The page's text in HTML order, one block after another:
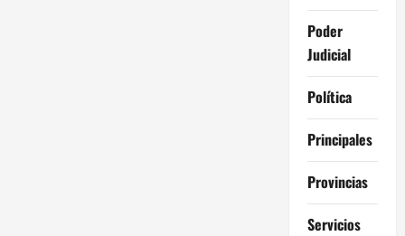
Poder
Judicial
Política
Principales
Provincias
Servicios